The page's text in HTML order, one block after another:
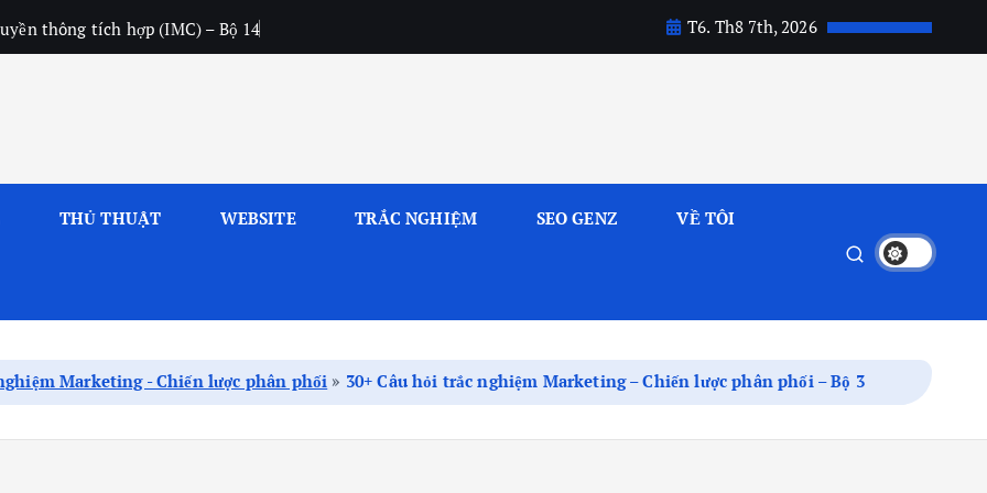
thông tích hợp (IMC) – Bộ 14 T6. Th8 7th, 2026
THỦ THUẬT WEBSITE TRẮC NGHIỆM SEO GENZ VỀ TÔI
Marketing - Chiến lược phân phối » 30+ Câu hỏi trắc nghiệm Marketing – Chiến lược phân phối – Bộ 3